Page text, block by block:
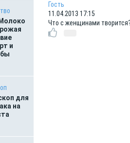
и
для
на
Гость
11.04.2013 17:15
Что с женщинами